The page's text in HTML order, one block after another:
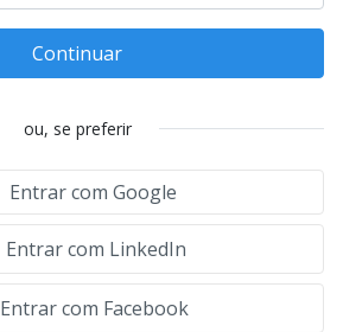
Continuar
ou, se preferir
Entrar com Google
Entrar com LinkedIn
Entrar com Facebook